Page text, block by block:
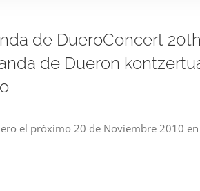
de DueroConcert
de Dueron
el próximo 20 de Noviembre 2010 en